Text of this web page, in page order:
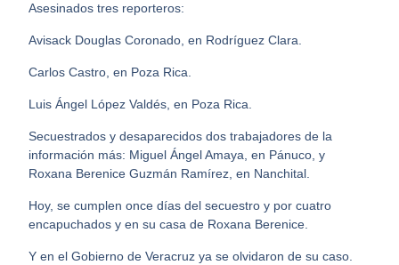
Asesinados tres reporteros:
Avisack Douglas Coronado, en Rodríguez Clara.
Carlos Castro, en Poza Rica.
Luis Ángel López Valdés, en Poza Rica.
Secuestrados y desaparecidos dos trabajadores de la
información más: Miguel Ángel Amaya, en Pánuco, y
Roxana Berenice Guzmán Ramírez, en Nanchital.
Hoy, se cumplen once días del secuestro y por cuatro
encapuchados y en su casa de Roxana Berenice.
Y en el Gobierno de Veracruz ya se olvidaron de su caso.